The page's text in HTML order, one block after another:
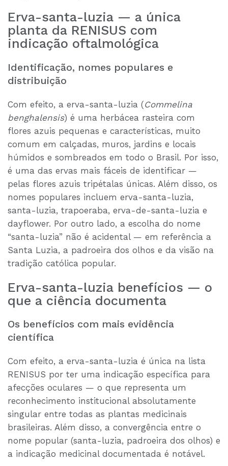
Erva-santa-luzia — a única
planta da RENISUS com
indicação oftalmológica
Identificação, nomes populares e
distribuição
Com efeito, a erva-santa-luzia (Commelina
benghalensis) é uma herbácea rasteira com
flores azuis pequenas e características, muito
comum em calçadas, muros, jardins e locais
húmidos e sombreados em todo o Brasil. Por isso,
é uma das ervas mais fáceis de identificar —
pelas flores azuis tripétalas únicas. Além disso, os
nomes populares incluem erva-santa-luzia,
santa-luzia, trapoeraba, erva-de-santa-luzia e
dayflower. Por outro lado, a escolha do nome
“santa-luzia” não é acidental — em referência a
Santa Luzia, a padroeira dos olhos e da visão na
tradição católica popular.
Erva-santa-luzia benefícios — o
que a ciência documenta
Os benefícios com mais evidência
científica
Com efeito, a erva-santa-luzia é única na lista
RENISUS por ter uma indicação específica para
afecções oculares — o que representa um
reconhecimento institucional absolutamente
singular entre todas as plantas medicinais
brasileiras. Além disso, a convergência entre o
nome popular (santa-luzia, padroeira dos olhos) e
a indicação medicinal documentada é notável.